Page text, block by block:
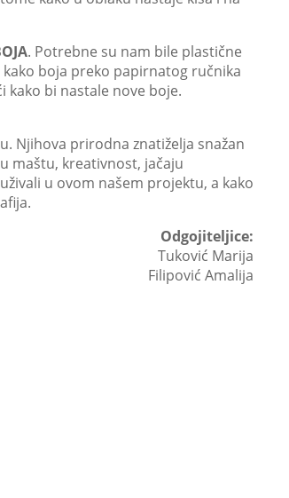
. Potrebne su nam bile plastične
boja preko papirnatog ručnika
kako bi nastale nove boje.
Njihova prirodna znatiželja snažan
maštu, kreativnost, jačaju
u ovom našem projektu, a kako
Odgojiteljice:
Tuković Marija
Filipović Amalija